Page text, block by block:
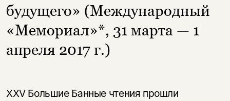
будущего» (Международный
«Мемориал»*, 31 марта — 1
апреля 2017 г.)
XXV Большие Банные чтения прошли